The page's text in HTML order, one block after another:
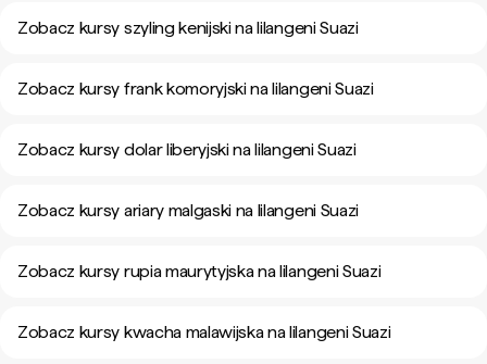
Zobacz kursy szyling kenijski na lilangeni Suazi
Zobacz kursy frank komoryjski na lilangeni Suazi
Zobacz kursy dolar liberyjski na lilangeni Suazi
Zobacz kursy ariary malgaski na lilangeni Suazi
Zobacz kursy rupia maurytyjska na lilangeni Suazi
Zobacz kursy kwacha malawijska na lilangeni Suazi